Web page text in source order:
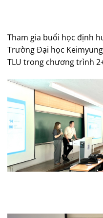
Tham gia buổi học định
Trường Đại học
TLU trong chương trình